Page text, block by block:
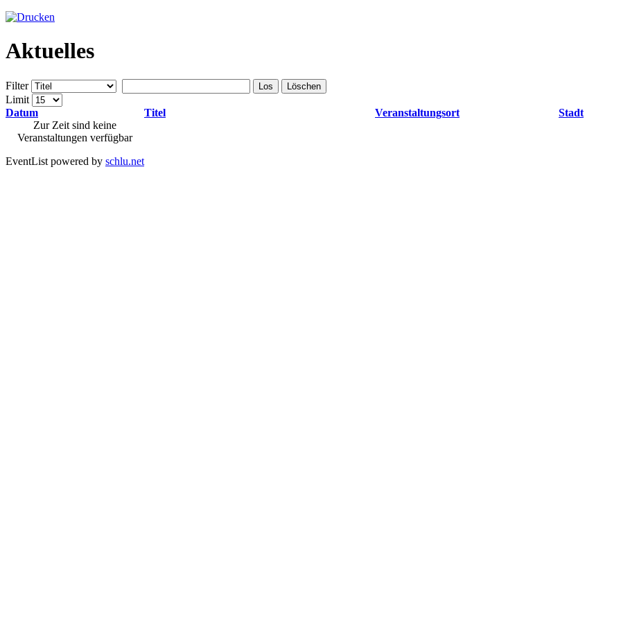
Aktuelles
Filter Los Löschen
Limit
Datum
Titel Veranstaltungsort
Stadt
Zur Zeit sind keine
Veranstaltungen verfügbar
EventList powered by schlu.net